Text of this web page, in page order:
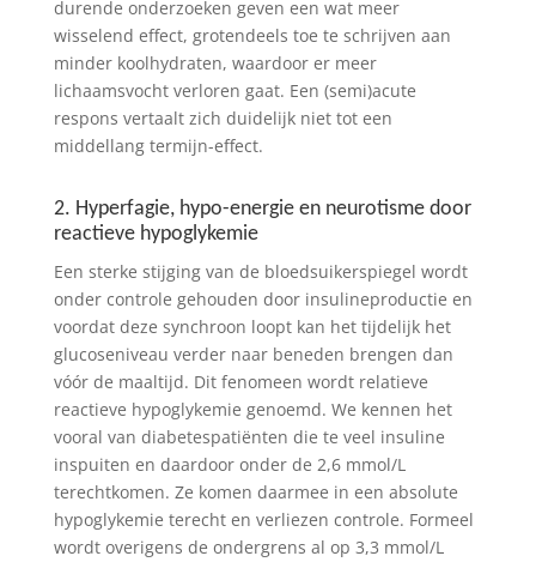
durende onderzoeken geven een wat meer
wisselend effect, grotendeels toe te schrijven aan
minder koolhydraten, waardoor er meer
lichaamsvocht verloren gaat. Een (semi)acute
respons vertaalt zich duidelijk niet tot een
middellang termijn-effect.
2. Hyperfagie, hypo-energie en neurotisme door
reactieve hypoglykemie
Een sterke stijging van de bloedsuikerspiegel wordt
onder controle gehouden door insulineproductie en
voordat deze synchroon loopt kan het tijdelijk het
glucoseniveau verder naar beneden brengen dan
vóór de maaltijd. Dit fenomeen wordt relatieve
reactieve hypoglykemie genoemd. We kennen het
vooral van diabetespatiënten die te veel insuline
inspuiten en daardoor onder de 2,6 mmol/L
terechtkomen. Ze komen daarmee in een absolute
hypoglykemie terecht en verliezen controle. Formeel
wordt overigens de ondergrens al op 3,3 mmol/L